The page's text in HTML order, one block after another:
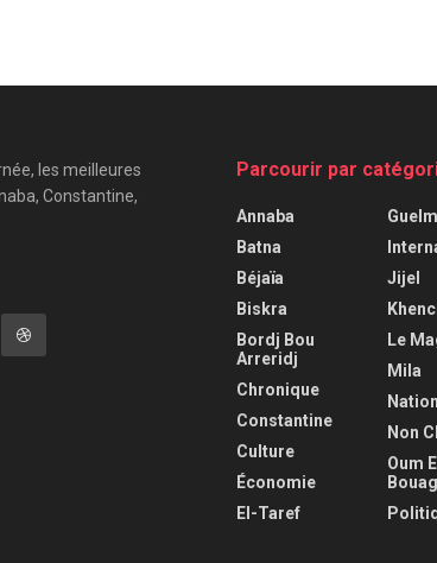
les meilleures
Constantine,
Parcourir par
Annaba
Batna
Béjaïa
Biskra
Bordj Bou
Arreridj
Chronique
Constantine
Culture
Économie
El-Taref
Jijel
Le
Mila
Non
Oum